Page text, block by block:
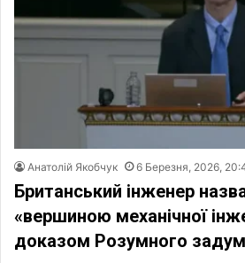
Анатолій Якобчук 6 Березня, 2026,
Британський інженер
«вершиною механічної
доказом Розумного